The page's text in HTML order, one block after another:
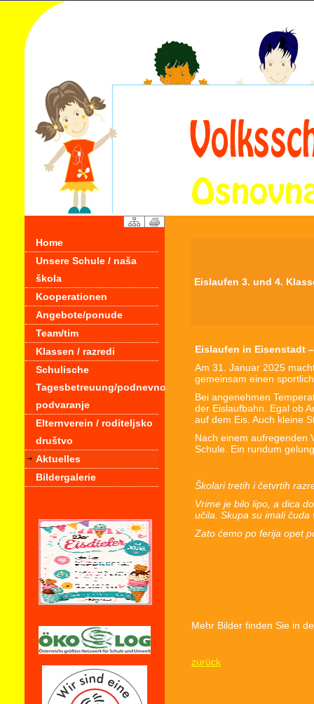
Home
Unsere Schule / naša
škola
Kooperationen
Angebote/ponude
Team/tim
Klassen / razredi
Schulische
Tagesbetreuung/podnevno
podvaranje
Elternverein / roditeljsko
društvo
Aktuelles
Bildergalerie
Eislaufen 3. und 4.
Eislaufen in Eisenstadt
Am 31. Januar 2025
gemeinsam einen
Bei angenehmen
der Eislaufbahn. Egal ob
auf dem Eis. Auch kleine
Nach einem aufregenden
Schule. Ein rundum
Školari tretih i četvrtih
Vrime je bilo lipo, a dica
učila. Skupa su imali
Zato ćemo po ferija opet
Mehr Bilder finden Sie in
zurück